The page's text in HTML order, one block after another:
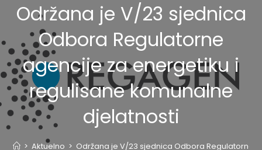
Održana je V/23 sjednica
Odbora Regulatorne
agencije za energetiku i
regulisane komunalne
djelatnosti
> Aktuelno > Održana je V/23 sjednica Odbora Regulatorne